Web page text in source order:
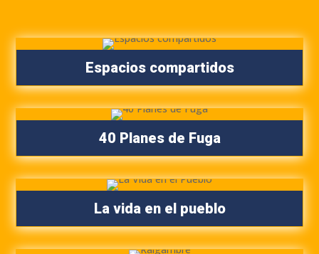
Espacios compartidos
40 Planes de Fuga
La vida en el pueblo